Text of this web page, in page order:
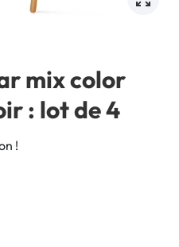
mix color
: lot de 4
!